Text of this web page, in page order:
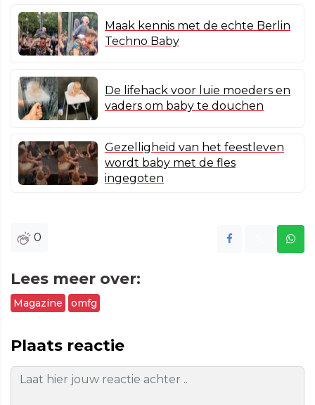
Maak kennis met de echte Berlin
Techno Baby
De lifehack voor luie moeders en
vaders om baby te douchen
Gezelligheid van het feestleven
wordt baby met de fles
ingegoten
0
Lees meer over:
Magazine omfg
Plaats reactie